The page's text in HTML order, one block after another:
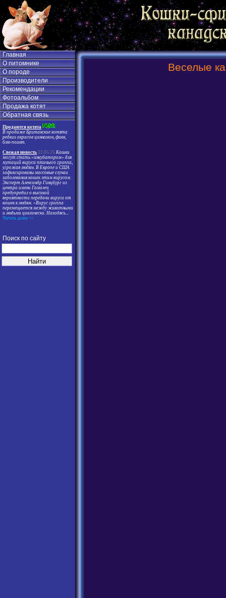
Главная
О питомнике
О породе
Производители
Рекомендации
Фотоальбом
Продажа котят
Обратная связь
Продаются котята
В продаже Британские котята
редких окрасов циннамон, фавн,
блю-поинт.
Свежая новость 22.05.25 Кошки
могут стать «инкубатором» для
мутаций вируса птичьего гриппа,
угрожая людям. В Европе и США
зафиксированы массовые случаи
заболевания кошек этим вирусом.
Эксперт Александр Гинцбург из
центра имени Гамалеи
предупредил о высокой
вероятности передачи вируса от
кошек к людям. «Вирус гриппа
перемещается между животными
и людьми циклически. Находясь...
Читать далее >>
Поиск по сайту
Веселые